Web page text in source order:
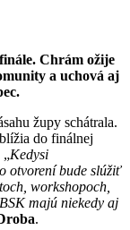
Chrám ožije
a uchová aj
župy schátrala.
do finálnej
„Kedysi
otvorení bude slúžiť
workshopoch,
majú niekedy aj
.